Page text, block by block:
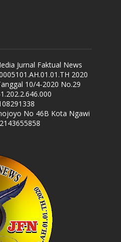
Jurnal Faktual News
2020
10/4-2020 No.29
No 46B Kota Ngawi